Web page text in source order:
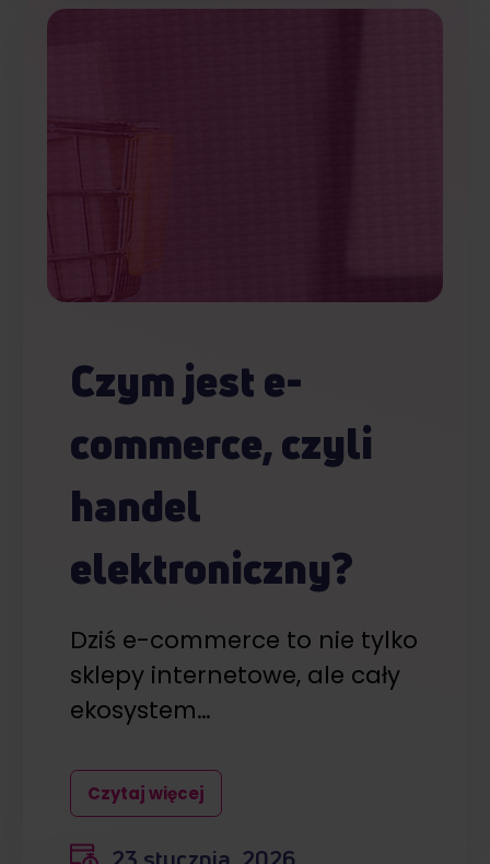
Czym jest e-
commerce, czyli
handel
elektroniczny?
Dziś e-commerce to nie tylko
sklepy internetowe, ale cały
ekosystem…
Czytaj więcej